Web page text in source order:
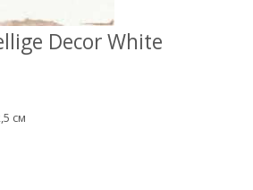
Decor White
см